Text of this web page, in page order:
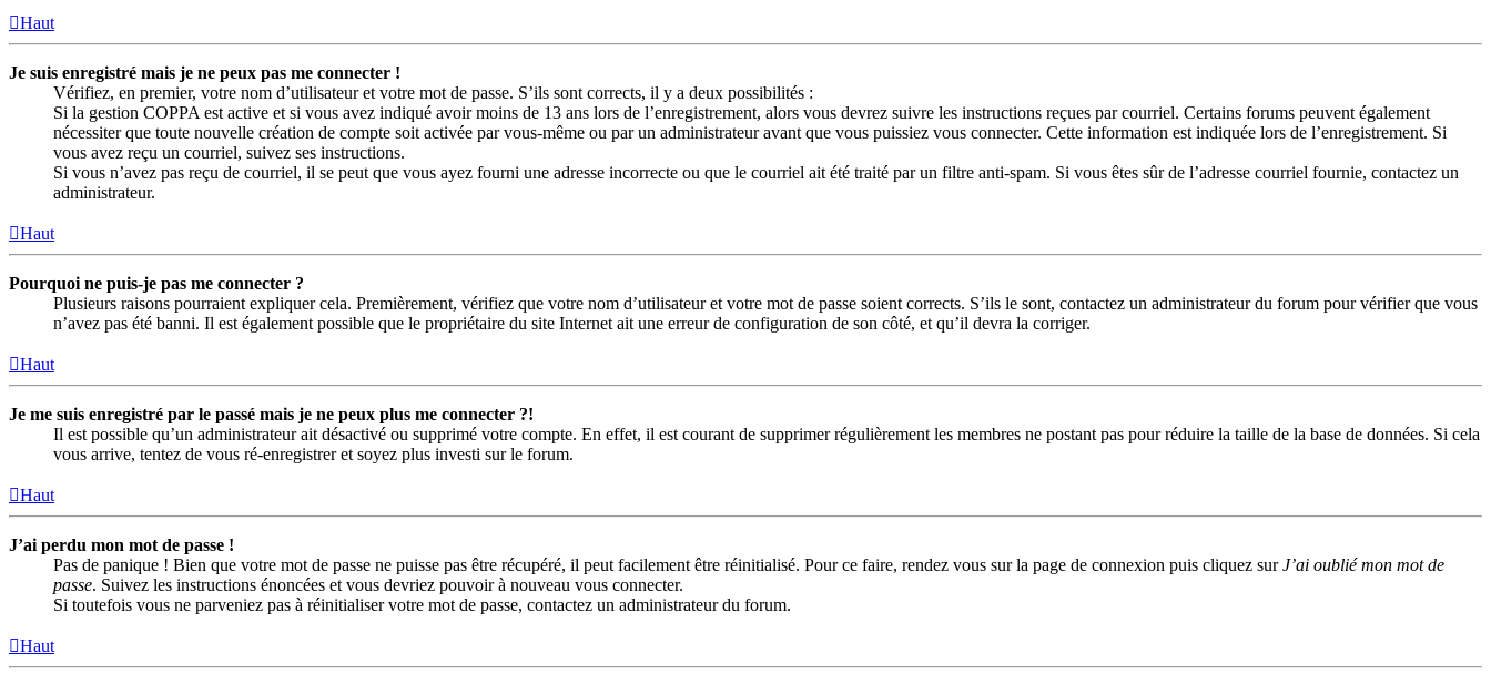
Haut
Je suis enregistré mais je ne peux pas me connecter !
Vérifiez, en premier, votre nom d’utilisateur et votre mot de passe. S’ils sont corrects, il y a deux possibilités :
Si la gestion COPPA est active et si vous avez indiqué avoir moins de 13 ans lors de l’enregistrement, alors vous devrez suivre les instructions reçues par courriel. Certains forums peuvent également
nécessiter que toute nouvelle création de compte soit activée par vous-même ou par un administrateur avant que vous puissiez vous connecter. Cette information est indiquée lors de l’enregistrement. Si
vous avez reçu un courriel, suivez ses instructions.
Si vous n’avez pas reçu de courriel, il se peut que vous ayez fourni une adresse incorrecte ou que le courriel ait été traité par un filtre anti-spam. Si vous êtes sûr de l’adresse courriel fournie, contactez un
administrateur.
Haut
Pourquoi ne puis-je pas me connecter ?
Plusieurs raisons pourraient expliquer cela. Premièrement, vérifiez que votre nom d’utilisateur et votre mot de passe soient corrects. S’ils le sont, contactez un administrateur du forum pour vérifier que vous
n’avez pas été banni. Il est également possible que le propriétaire du site Internet ait une erreur de configuration de son côté, et qu’il devra la corriger.
Haut
Je me suis enregistré par le passé mais je ne peux plus me connecter ?!
Il est possible qu’un administrateur ait désactivé ou supprimé votre compte. En effet, il est courant de supprimer régulièrement les membres ne postant pas pour réduire la taille de la base de données. Si cela
vous arrive, tentez de vous ré-enregistrer et soyez plus investi sur le forum.
Haut
J’ai perdu mon mot de passe !
Pas de panique ! Bien que votre mot de passe ne puisse pas être récupéré, il peut facilement être réinitialisé. Pour ce faire, rendez vous sur la page de connexion puis cliquez surJ’ai oublié mon mot de
passe. Suivez les instructions énoncées et vous devriez pouvoir à nouveau vous connecter.
Si toutefois vous ne parveniez pas à réinitialiser votre mot de passe, contactez un administrateur du forum.
Haut